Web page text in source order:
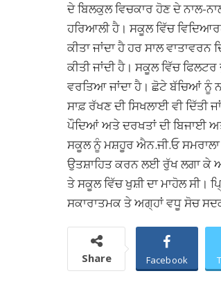
ਦੇ ਬਿਲਕੁਲ ਵਿਚਕਾਰ ਹੋਣ ਦੇ ਨਾਲ-
ਹਰਿਆਲੀ ਹੈ। ਸਕੂਲ ਵਿੱਚ
ਕੀਤਾ ਜਾਂਦਾ ਹੈ ਹਰ ਸਾਲ
ਕੀਤੀ ਜਾਂਦੀ ਹੈ। ਸਕੂਲ ਵਿੱਚ
ਵਰਤਿਆ ਜਾਂਦਾ ਹੈ। ਛੋਟੇ ਬੱਚਿਆਂ ਨੂੰ
ਸਾਫ਼ ਰੱਖਣ ਦੀ ਸਿਖਲਾਈ ਵੀ ਦਿੱਤੀ
ਪੌਦਿਆਂ ਅਤੇ ਦਰਖਤਾਂ ਦੀ ਬਿਜਾਈ
ਸਕੂਲ ਨੂੰ ਮਸ਼ਹੂਰ ਐਨ.ਜੀ.ਓ
ਉਤਸ਼ਾਹਿਤ ਕਰਨ ਲਈ ਰੁੱਖ ਲਗਾ ਕੇ
ਤੇ ਸਕੂਲ ਵਿੱਚ ਖੁਸ਼ੀ ਦਾ ਮਾਹੋਲ ਸੀ।
ਸਕਾਰਾਤਮਕ ਤੇ ਅਗ੍ਹਾਂ ਵਧੂ ਸੋਚ
Share Facebook